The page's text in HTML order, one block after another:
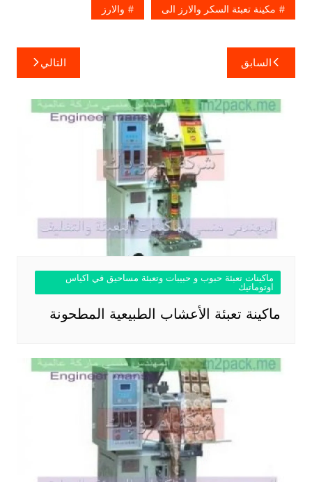
مكينة تعبئة السكر والارز الى والارز
تصفّح
المقالات
السابق التالي
ماكينات تعبئة حبوب و حبيبات وتعبئة مساحيق في اكياس
اوتوماتيك
ماكينة تعبئة الأعشاب الطبيعية المطحونة